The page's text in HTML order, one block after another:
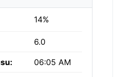
14%
6.0
06:05 AM